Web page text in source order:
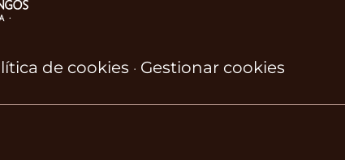
de cookies · Gestionar cookies